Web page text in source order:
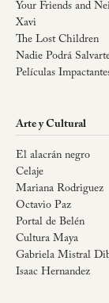
Your Friends and
Xavi
The Lost Children
Nadie Podrá
Películas
Arte y Cultural
El alacrán negro
Celaje
Mariana Rodriguez
Octavio Paz
Portal de Belén
Cultura Maya
Gabriela Mistral
Isaac Hernandez